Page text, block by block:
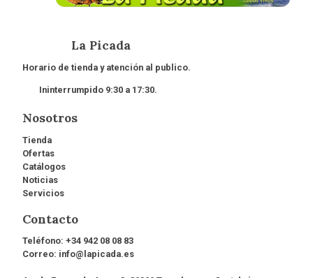
La Picada
Horario de tienda y atención al publico.
Ininterrumpido 9:30 a 17:30.
Nosotros
Tienda
Ofertas
Catálogos
Noticias
Servicios
Contacto
Teléfono: +34 942 08 08 83
Correo: info@lapicada.es